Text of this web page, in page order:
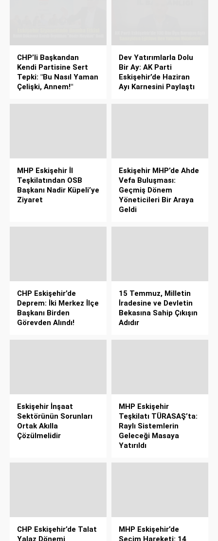
CHP’li Başkandan
Kendi Partisine Sert
Tepki: "Bu Nasıl Yaman
Çelişki, Annem!"
Dev Yatırımlarla Dolu
Bir Ay: AK Parti
Eskişehir’de Haziran
Ayı Karnesini Paylaştı
MHP Eskişehir İl
Teşkilatından OSB
Başkanı Nadir Küpeli’ye
Ziyaret
Eskişehir MHP’de Ahde
Vefa Buluşması:
Geçmiş Dönem
Yöneticileri Bir Araya
Geldi
CHP Eskişehir’de
Deprem: İki Merkez İlçe
Başkanı Birden
Görevden Alındı!
15 Temmuz, Milletin
İradesine ve Devletin
Bekasına Sahip Çıkışın
Adıdır
Eskişehir İnşaat
Sektörünün Sorunları
Ortak Akılla
Çözülmelidir
MHP Eskişehir
Teşkilatı TÜRASAŞ’ta:
Raylı Sistemlerin
Geleceği Masaya
Yatırıldı
CHP Eskişehir’de Talat
Yalaz Dönemi
MHP Eskişehir’de
Seçim Hareketi: 14